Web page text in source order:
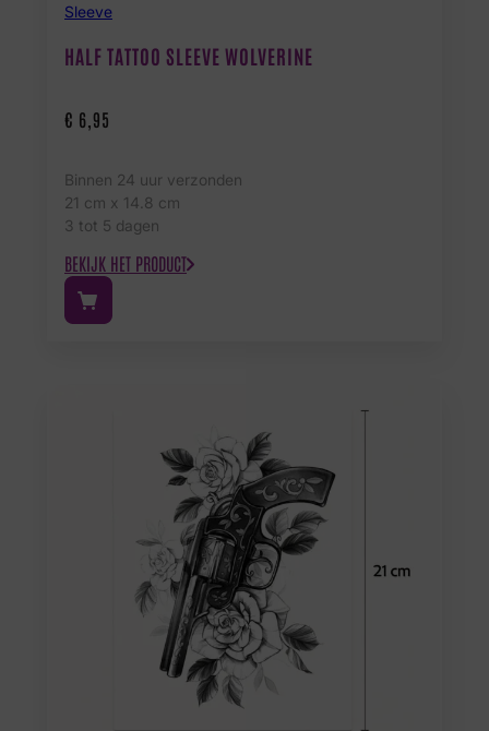
Sleeve
HALF TATTOO SLEEVE WOLVERINE
€ 6,95
Binnen 24 uur verzonden
21 cm x 14.8 cm
3 tot 5 dagen
BEKIJK HET PRODUCT